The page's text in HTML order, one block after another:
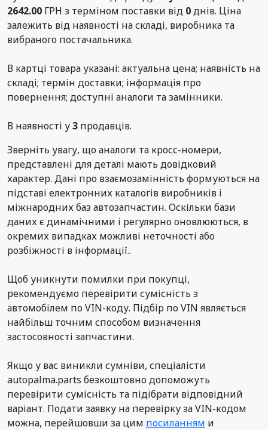
2642.00 ГРН з терміном поставки від 0днів. Ціна
залежить від наявності на складі, виробника та
вибраного постачальника.
В картці товара указані: актуальна цена; наявність на
складі; термін доставки; інформація про
повернення; доступні аналоги та замінники.
В наявності у3 продавців.
Зверніть увагу, що аналоги та кросс-номери,
представлені для деталі мають довідковий
характер. Дані про взаємозамінність формуються на
підставі електронних каталогів виробників і
міжнародних баз автозапчастин. Оскільки бази
даних є динамічними і регулярно оновлюються, в
окремих випадках можливі неточності або
розбіжності в інформації..
Щоб уникнути помилки при покупці,
рекомендуємо перевірити сумісність з
автомобілем по VIN-коду. Підбір по VIN являється
найбільш точним способом визначення
застосовності запчастини.
Якщо у вас виникли сумніви, спеціалісти
autopalma.parts безкоштовно допоможуть
перевірити сумісність та підібрати відповідний
варіант. Подати заявку на перевірку за VIN-кодом
можна, перейшовши за цим посиланням и